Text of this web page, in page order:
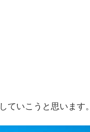
ていこうと思います。